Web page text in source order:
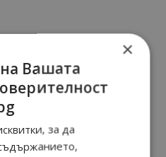
×
Вашата
за да